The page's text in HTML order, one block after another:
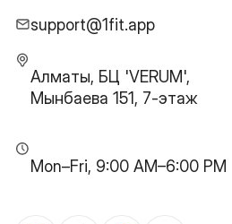
support@1fit.app
Алматы, БЦ 'VERUM',
Мынбаева 151, 7-этаж
Mon–Fri, 9:00 AM–6:00 PM